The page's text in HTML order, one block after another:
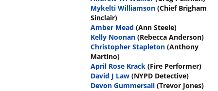
Mykelti Williamson (Chief Brigham
Sinclair)
Amber Mead (Ann Steele)
Kelly Noonan (Rebecca Anderson)
Christopher Stapleton (Anthony
Martino)
April Rose Krack (Fire Performer)
David J Law (NYPD Detective)
Devon Gummersall (Trevor Jones)